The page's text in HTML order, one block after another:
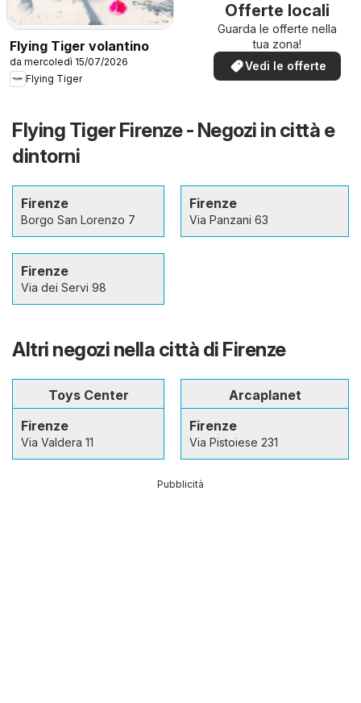
Flying Tiger volantino
da mercoledì 15/07/2026
Flying Tiger
Offerte locali
Guarda le offerte nella
tua zona!
Vedi le offerte
Flying Tiger Firenze - Negozi in città e
dintorni
Firenze
Borgo San Lorenzo 7
Firenze
Via Panzani 63
Firenze
Via dei Servi 98
Altri negozi nella città di Firenze
Toys Center
Firenze
Via Valdera 11
Arcaplanet
Firenze
Via Pistoiese 231
Pubblicità